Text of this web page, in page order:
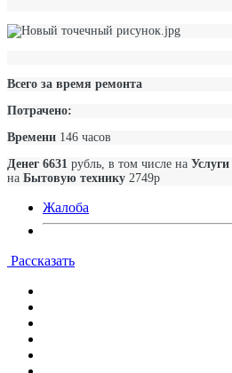
Всего за время ремонта
Потрачено:
Времени 146 часов
Денег 6631 рубль, в том числе на Услуги
на Бытовую технику 2749р
Жалоба
Рассказать